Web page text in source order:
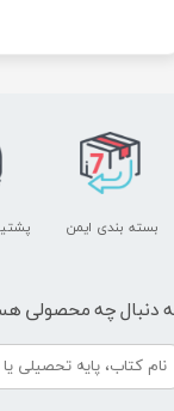
پشتیبانی بسته بندی ایمن
دنبال چه محصولی